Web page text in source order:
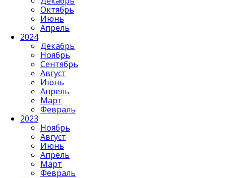
Октябрь
Июнь
Апрель
2024
Декабрь
Ноябрь
Сентябрь
Август
Июнь
Апрель
Март
Февраль
2023
Ноябрь
Август
Июнь
Апрель
Март
Февраль